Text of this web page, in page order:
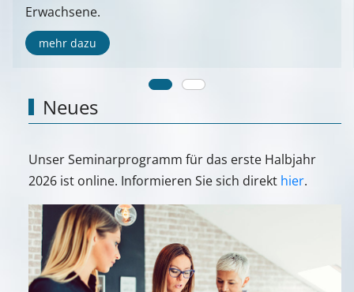
Erwachsene.
mehr dazu
Neues
Unser Seminarprogramm für das erste Halbjahr
2026 ist online. Informieren Sie sich direkt hier.